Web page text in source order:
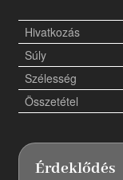
Hivatkozás
Súly
Szélesség
Összetétel
Érdeklődés